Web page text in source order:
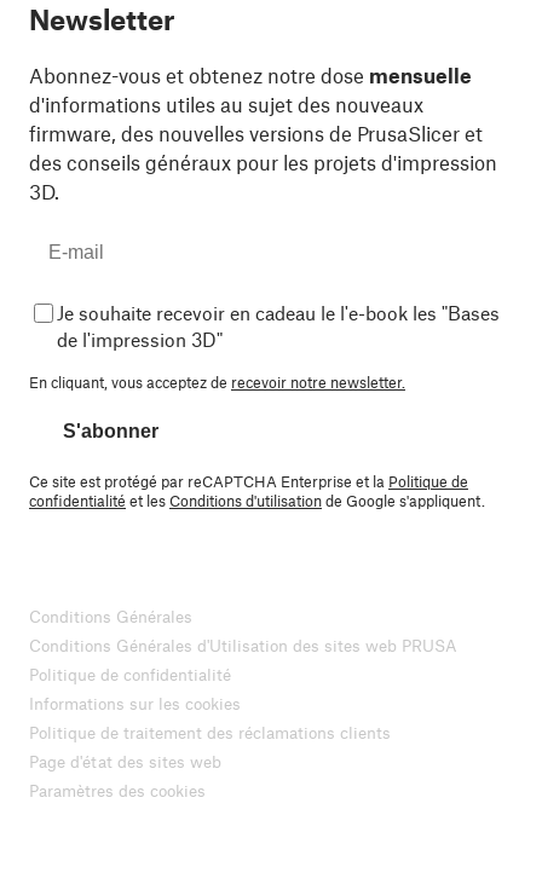
Newsletter
Abonnez-vous et obtenez notre dose mensuelle
d'informations utiles au sujet des nouveaux
firmware, des nouvelles versions de PrusaSlicer et
des conseils généraux pour les projets d'impression
3D.
Je souhaite recevoir en cadeau le l'e-book les "Bases
de l'impression 3D"
En cliquant, vous acceptez de recevoir notre newsletter.
S'abonner
Ce site est protégé par reCAPTCHA Enterprise et la Politique de
confidentialité et lesConditions d'utilisationde Google s'appliquent.
Conditions Générales
Conditions Générales d'Utilisation des sites web PRUSA
Politique de confidentialité
Informations sur les cookies
Politique de traitement des réclamations clients
Page d'état des sites web
Paramètres des cookies